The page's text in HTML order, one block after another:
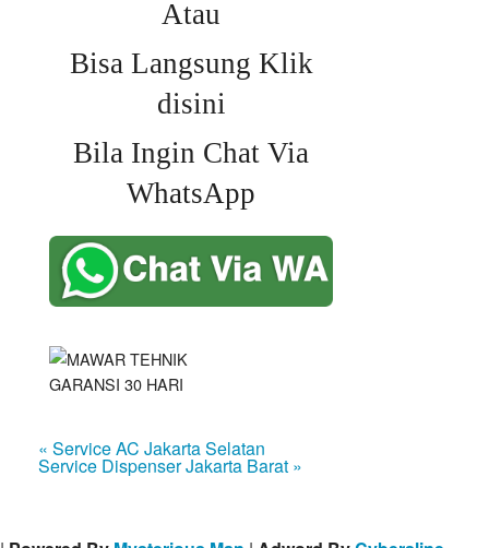
Atau
Bisa Langsung Klik
disini
Bila Ingin Chat Via
WhatsApp
« Service AC Jakarta Selatan
Service Dispenser Jakarta Barat »